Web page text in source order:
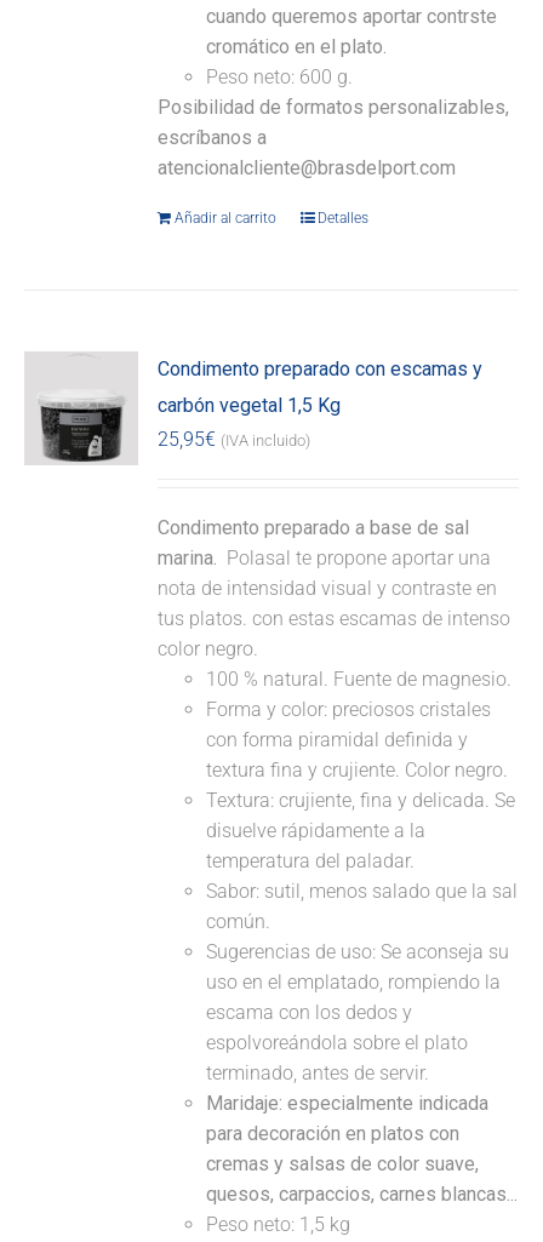
cuando queremos aportar contrste
cromático en el plato.
Peso neto: 600 g.
Posibilidad de formatos personalizables,
escríbanos a
atencionalcliente@brasdelport.com
Añadir al carrito Detalles
Condimento preparado con escamas y
carbón vegetal 1,5 Kg
25,95€ (IVA incluido)
Condimento preparado a base de sal
marina. Polasal te propone aportar una
nota de intensidad visual y contraste en
tus platos. con estas escamas de intenso
color negro.
100 % natural. Fuente de magnesio.
Forma y color: preciosos cristales
con forma piramidal definida y
textura fina y crujiente. Color negro.
Textura: crujiente, fina y delicada. Se
disuelve rápidamente a la
temperatura del paladar.
Sabor: sutil, menos salado que la sal
común.
Sugerencias de uso: Se aconseja su
uso en el emplatado, rompiendo la
escama con los dedos y
espolvoreándola sobre el plato
terminado, antes de servir.
Maridaje: especialmente indicada
para decoración en platos con
cremas y salsas de color suave,
quesos, carpaccios, carnes blancas...
Peso neto: 1,5 kg